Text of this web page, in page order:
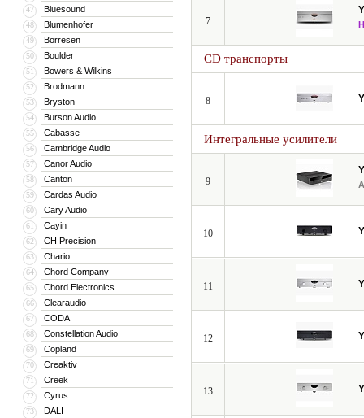
47 Bluesound
48 Blumenhofer
49 Borresen
50 Boulder
51 Bowers & Wilkins
52 Brodmann
53 Bryston
54 Burson Audio
55 Cabasse
56 Cambridge Audio
57 Canor Audio
58 Canton
59 Cardas Audio
60 Cary Audio
61 Cayin
62 CH Precision
63 Chario
64 Chord Company
65 Chord Electronics
66 Clearaudio
67 CODA
68 Constellation Audio
69 Copland
70 Creaktiv
71 Creek
72 Cyrus
73 DALI
7
CD транспорты
8
Интегральные усилители
9
10
11
12
13